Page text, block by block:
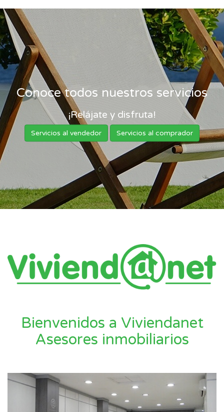
Conoce todos nuestros servicios
¡Relájate y disfruta!
Servicios al vendedor Servicios al comprador
Bienvenidos a Viviendanet
Asesores inmobiliarios